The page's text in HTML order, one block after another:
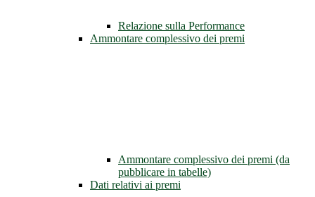
Relazione sulla Performance
Ammontare complessivo dei premi
Ammontare complessivo dei premi (da
pubblicare in tabelle)
Dati relativi ai premi